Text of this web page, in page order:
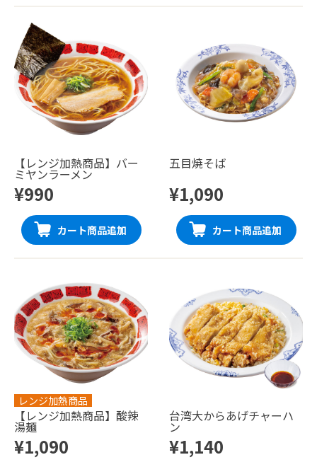
【レンジ加熱商品】バー
ミヤンラーメン
¥990
カート商品追加
五目焼そば
¥1,090
カート商品追加
レンジ加熱商品
【レンジ加熱商品】酸辣
湯麺
¥1,090
台湾大からあげチャーハ
ン
¥1,140